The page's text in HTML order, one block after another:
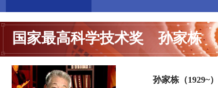
国家最高科学技术奖 孙家栋
孙家栋（1929~